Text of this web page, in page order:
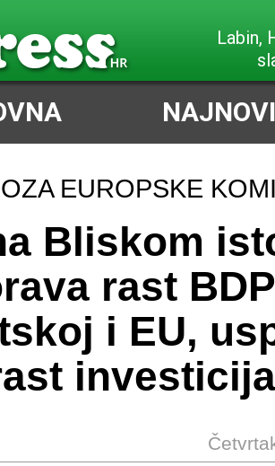
slabi
EUROPSKE
Bliskom
rast
i EU,
investicija